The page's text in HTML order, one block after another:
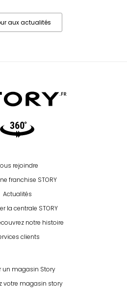
aux actualités
Video360
rejoindre
franchise STORY
Actualités
la centrale STORY
notre histoire
clients
un magasin Story
votre magasin story